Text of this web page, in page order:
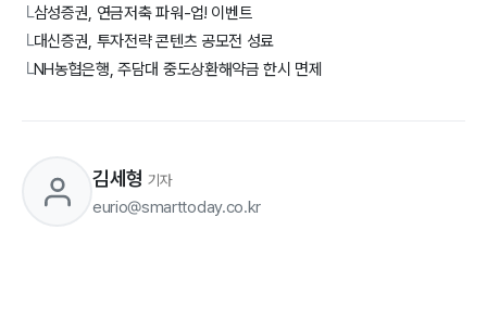
└삼성증권, 연금저축 파워-업! 이벤트
└대신증권, 투자전략 콘텐츠 공모전 성료
└NH농협은행, 주담대 중도상환해약금 한시 면제
김세형 기자
eurio@smarttoday.co.kr